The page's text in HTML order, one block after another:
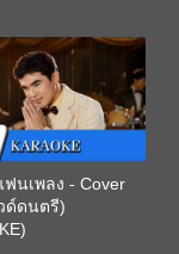
นเพลง - Cover
ด์ดนตรี)